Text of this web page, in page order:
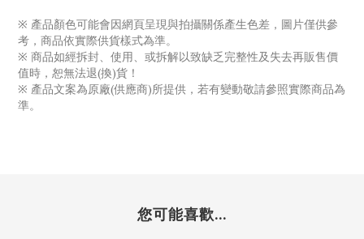
※ 產品顏色可能會因網頁呈現與拍攝關係產生色差，圖片僅供參
考，商品依實際供貨樣式為準。
※ 商品如經拆封、使用、或拆解以致缺乏完整性及失去再販售價
值時，恕無法退(換)貨！
※ 產品文案為原廠(供應商)所提供，若有變動敬請參照實際商品為
準。
您可能喜歡...